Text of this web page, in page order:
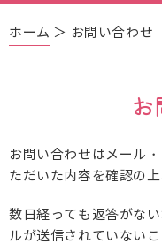
ホーム ＞ お問い合わせ
お
お問い合わせはメール
ただいた内容を確認の上
数日経っても返答がな
ルが送信されていない